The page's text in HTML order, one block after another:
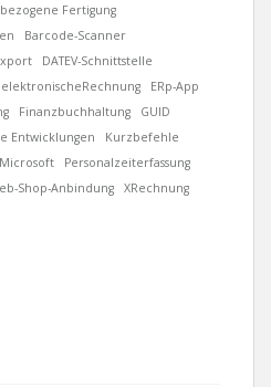
Fertigung
Barcode-Scanner
DATEV-Schnittstelle
elektronischeRechnung
ERp-App
Finanzbuchhaltung
GUID
Entwicklungen
Kurzbefehle
Microsoft
Personalzeiterfassung
Shop-Anbindung
XRechnung